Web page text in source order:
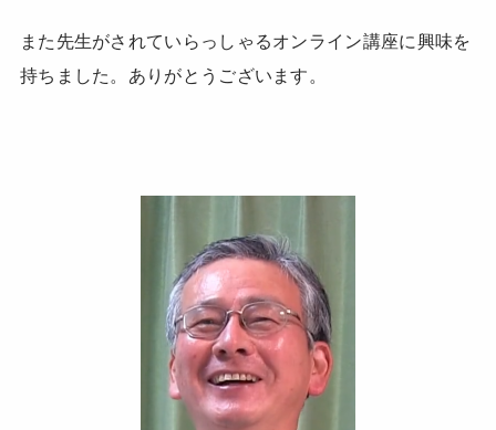
また先生がされていらっしゃるオンライン講座に興味を
持ちました。ありがとうございます。